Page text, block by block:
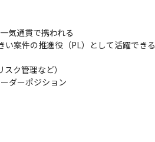
気通貫で携われる
い案件の推進役（PL）として活躍できる
ク管理など）
ダーポジション